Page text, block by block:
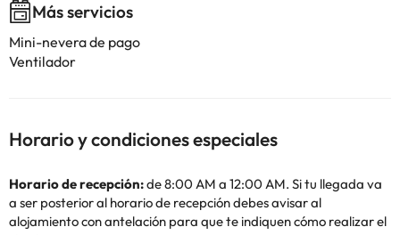
Más servicios
Mini-nevera de pago
Ventilador
Horario y condiciones especiales
Horario de recepción:de 8:00 AM a 12:00 AM. Si tu llegada va
a ser posterior al horario de recepción debes avisar al
alojamiento con antelación para que te indiquen cómo realizar el